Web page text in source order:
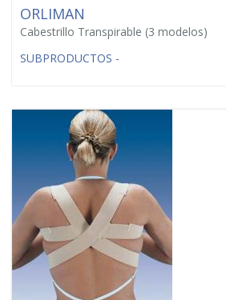
ORLIMAN
Cabestrillo Transpirable (3 modelos)
SUBPRODUCTOS -